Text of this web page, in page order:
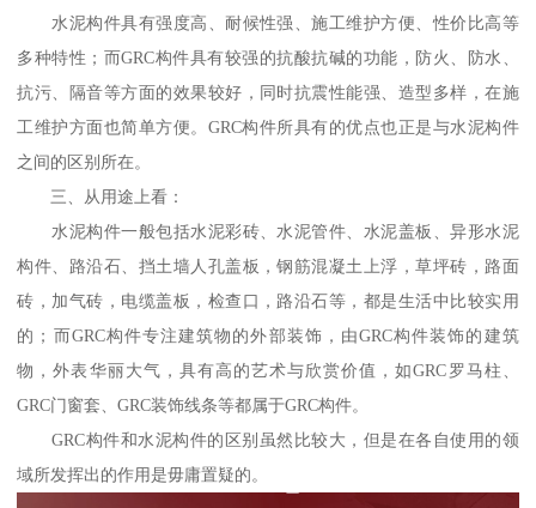
水泥构件具有强度高、耐候性强、施工维护方便、性价比高等
多种特性；而GRC构件具有较强的抗酸抗碱的功能，防火、防水、
抗污、隔音等方面的效果较好，同时抗震性能强、造型多样，在施
工维护方面也简单方便。GRC构件所具有的优点也正是与水泥构件
之间的区别所在。
三、从用途上看：
水泥构件一般包括水泥彩砖、水泥管件、水泥盖板、异形水泥
构件、路沿石、挡土墙人孔盖板，钢筋混凝土上浮，草坪砖，路面
砖，加气砖，电缆盖板，检查口，路沿石等，都是生活中比较实用
的；而GRC构件专注建筑物的外部装饰，由GRC构件装饰的建筑
物，外表华丽大气，具有高的艺术与欣赏价值，如GRC罗马柱、
GRC门窗套、GRC装饰线条等都属于GRC构件。
GRC构件和水泥构件的区别虽然比较大，但是在各自使用的领
域所发挥出的作用是毋庸置疑的。